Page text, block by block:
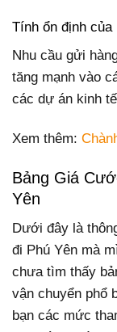
Tính ổn định của
Nhu cầu gửi
tăng mạnh vào
các dự án kinh
Xem thêm:
Bảng Giá
Yên
Dưới đây là
đi Phú Yên mà
chưa tìm thấy
vận chuyển phổ
bạn các mức